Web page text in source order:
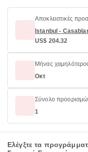
Αποκλειστικές
Istanbul -
US$ 204.32
Μήνας
Οκτ
Σύνολο
1
Ελέγξτε τα